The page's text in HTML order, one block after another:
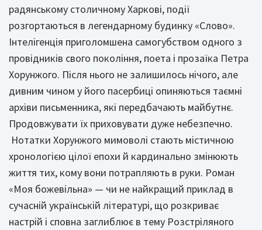
радянському столичному Харкові, події
розгортаються в легендарному будинку «Слово».
Інтелігенція приголомшена самогубством одного з
провідників свого покоління, поета і прозаїка Петра
Хорунжого. Після нього не залишилось нічого, але
дивним чином у його пасербиці опиняються таємні
архіви письменника, які передбачають майбутнє.
Продовжувати їх приховувати дуже небезпечно.
Нотатки Хорунжого мимоволі стають містичною
хронологією цілої епохи й кардинально змінюють
життя тих, кому вони потрапляють в руки. Роман
«Моя божевільна» — чи не найкращий приклад в
сучасній українській літературі, що розкриває
настрій і сповна заглиблює в тему Розстріляного